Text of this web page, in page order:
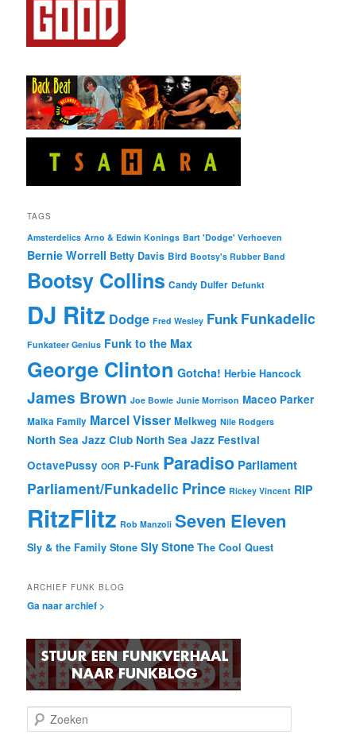
TAGS
Amsterdelics Arno & Edwin Konings Bart 'Dodge' Verhoeven
Bernie Worrell Betty Davis Bird Bootsy's Rubber Band
Bootsy Collins Candy Dulfer Defunkt
DJ Ritz Dodge Fred Wesley Funk Funkadelic
Funkateer Genius Funk to the Max
George Clinton Gotcha! Herbie Hancock
James Brown Joe Bowie Junie Morrison Maceo Parker
Malka Family Marcel Visser Melkweg Nile Rodgers
North Sea Jazz Club North Sea Jazz Festival
OctavePussy OOR P-Funk Paradiso Parliament
Parliament/Funkadelic Prince Rickey Vincent RIP
RitzFlitz Rob Manzoli Seven Eleven
Sly & the Family Stone Sly Stone The Cool Quest
ARCHIEF FUNK BLOG
Ga naar archief >
o